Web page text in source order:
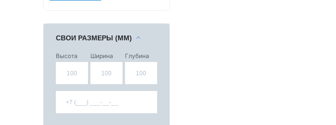
СВОИ РАЗМЕРЫ (ММ)
Высота Ширина Глубина